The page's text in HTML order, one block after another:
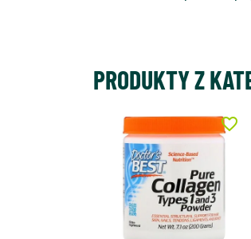
PRODUKTY Z
favorite_border